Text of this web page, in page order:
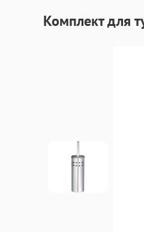
Комплект для